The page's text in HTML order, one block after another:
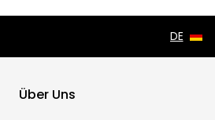
Über Uns